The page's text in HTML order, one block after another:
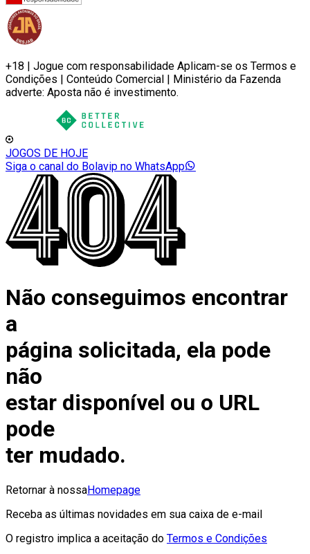
+18 | Jogue com responsabilidade Aplicam-se os Termos e
Condições | Conteúdo Comercial | Ministério da Fazenda
adverte: Aposta não é investimento.
JOGOS DE HOJE
Siga o canal do Bolavip no WhatsApp
Não conseguimos encontrar
a
página solicitada, ela pode
não
estar disponível ou o URL
pode
ter mudado.
Retornar à nossaHomepage
Receba as últimas novidades em sua caixa de e-mail
O registro implica a aceitação do Termos e Condições